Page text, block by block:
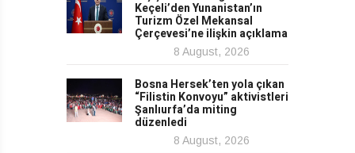
Keçeli’den Yunanistan’ın
Turizm Özel Mekansal
Çerçevesi’ne ilişkin açıklama
8 August, 2026
Bosna Hersek’ten yola çıkan
“Filistin Konvoyu” aktivistleri
Şanlıurfa’da miting
düzenledi
8 August, 2026